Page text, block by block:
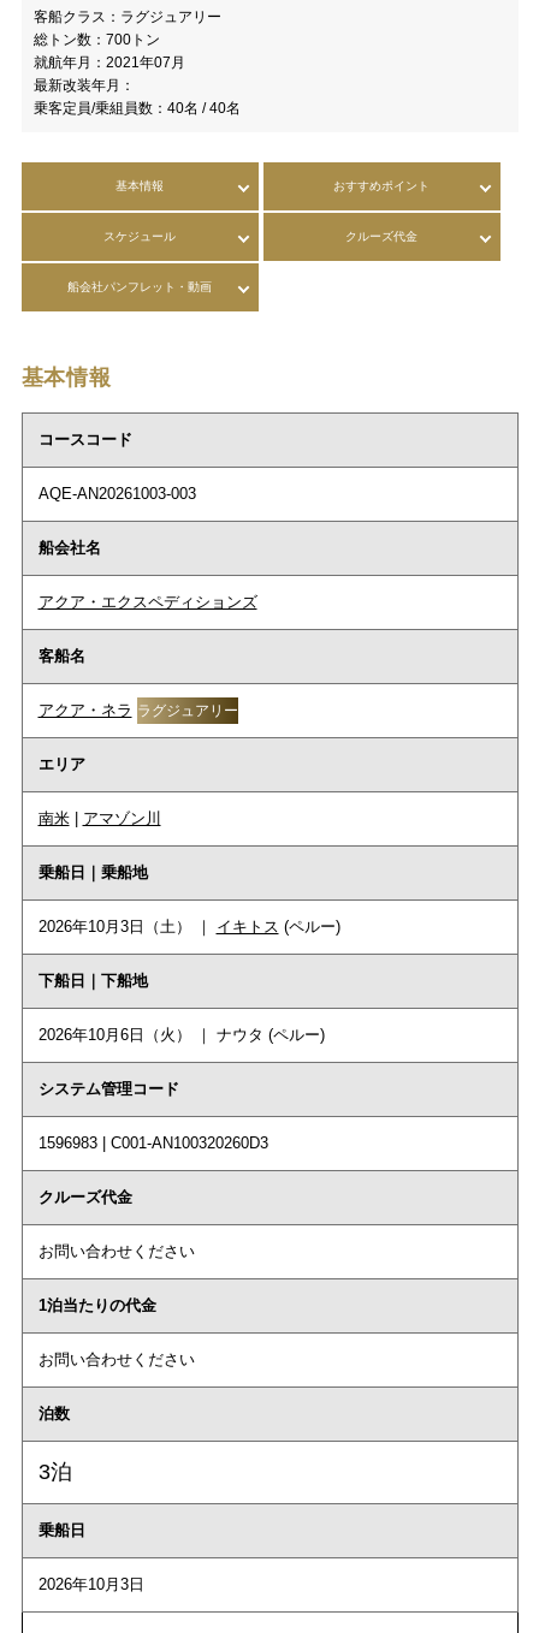
客船クラス： ラグジュアリー
総トン数： 700トン
就航年月： 2021年07月
最新改装年月：
乗客定員/乗組員数： 40名 / 40名
基本情報 おすすめポイント
スケジュール クルーズ代金
船会社パンフレット・動画
基本情報
コースコード
AQE-AN20261003-003
船会社名
アクア・エクスペディションズ
客船名
アクア・ネラ ラグジュアリー
エリア
南米| アマゾン川
乗船日｜乗船地
2026年10月3日（土） ｜ イキトス (ペルー)
下船日｜下船地
2026年10月6日（火） ｜ ナウタ (ペルー)
システム管理コード
1596983 | C001-AN100320260D3
クルーズ代金
お問い合わせください
1泊当たりの代金
お問い合わせください
泊数
3泊
乗船日
2026年10月3日